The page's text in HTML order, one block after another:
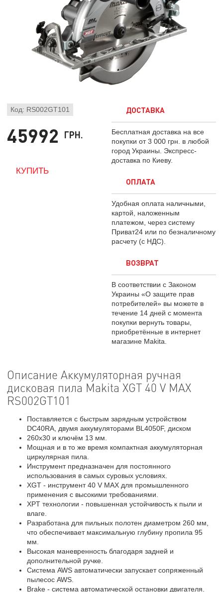
Код: RS002GT101
45992 ГРН.
ДОСТАВКА
Бесплатная доставка на все
покупки от 3 000 грн. в любой
город Украины. Экспресс-
доставка по Киеву.
ОПЛАТА
Удобная оплата наличными,
картой, наложенным
платежом, через систему
Приват24 или по безналичному
расчету (с НДС).
ВОЗВРАТ
В соответствии с Законом
Украины «О защите прав
потребителей» вы можете в
течение 14 дней с момента
покупки вернуть товары,
приобретённые в интернет
магазине Makita.
Описание Аккумуляторная ручная
дисковая пила Makita XGT 40 V MAX
RS002GT101
Поставляется с быстрым зарядным устройством
DC40RA, двумя аккумуляторами BL4050F, диском
260х30 и ключём 13 мм.
Мощная и в то же время компактная аккумуляторная
циркулярная пила.
Инструмент предназначен для постоянного
использования в самых суровых условиях.
XGT - инструмент 40 V MAX для промышленного
применения с высокими требованиями.
XPT технологии - повышенная устойчивость к пыли и
влаге.
Разработана для пильных полотен диаметром 260 мм,
что обеспечивает максимальную глубину пропила 95
мм.
Высокая маневренность благодаря задней и
дополнительной ручке.
Система AWS автоматически запускает сопряженный
пылесос AWS.
Brake - система автоматической остановки двигателя.